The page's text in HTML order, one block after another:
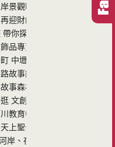
景觀咖啡館 真的不僅僅是復
迎財的大溪景點 還有免費停
你探索新屋秘境 與蜜蜂親
品專賣店 耳洞鼻環肚臍環飾
中壢城市故事群之一 中壢
故事館 下車後能徒步抵達的
事森林 處處充滿了日式氛圍
文創刀具、流行鞋店、眼鏡
教育中心 美麗的老街溪畔
上聖母媽祖廟 廟前有整排壯
岸、夜市、車站商圈沿線景